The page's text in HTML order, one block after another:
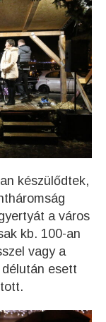
készülődtek,
a város
kb. 100-an
vagy a
esett